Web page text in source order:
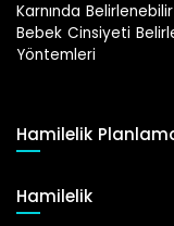
Progesteron
Etkileri Nelerdir?
Hamilelik
Hamilelik